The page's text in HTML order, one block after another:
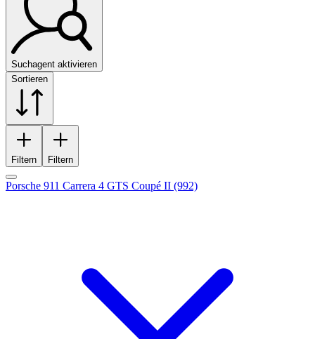
Suchagent aktivieren
Sortieren
Filtern Filtern
Porsche 911 Carrera 4 GTS Coupé II (992)